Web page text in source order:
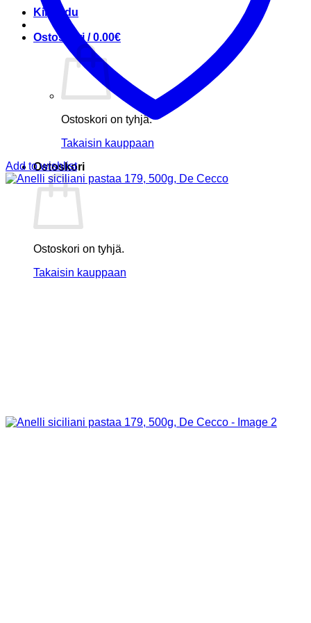
Kirjaudu
Ostoskori /0.00€
Ostoskori on tyhjä.
Takaisin kauppaan
Ostoskori
Ostoskori on tyhjä.
Takaisin kauppaan
Add to wishlist